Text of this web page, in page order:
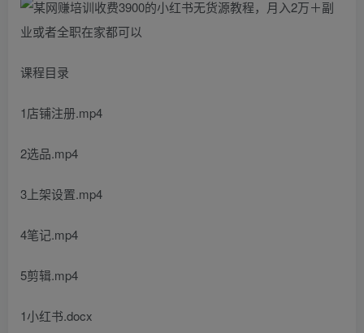
课程目录
1店铺注册.mp4
2选品.mp4
3上架设置.mp4
4笔记.mp4
5剪辑.mp4
1小红书.docx